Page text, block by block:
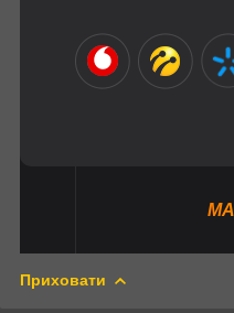
Приховати